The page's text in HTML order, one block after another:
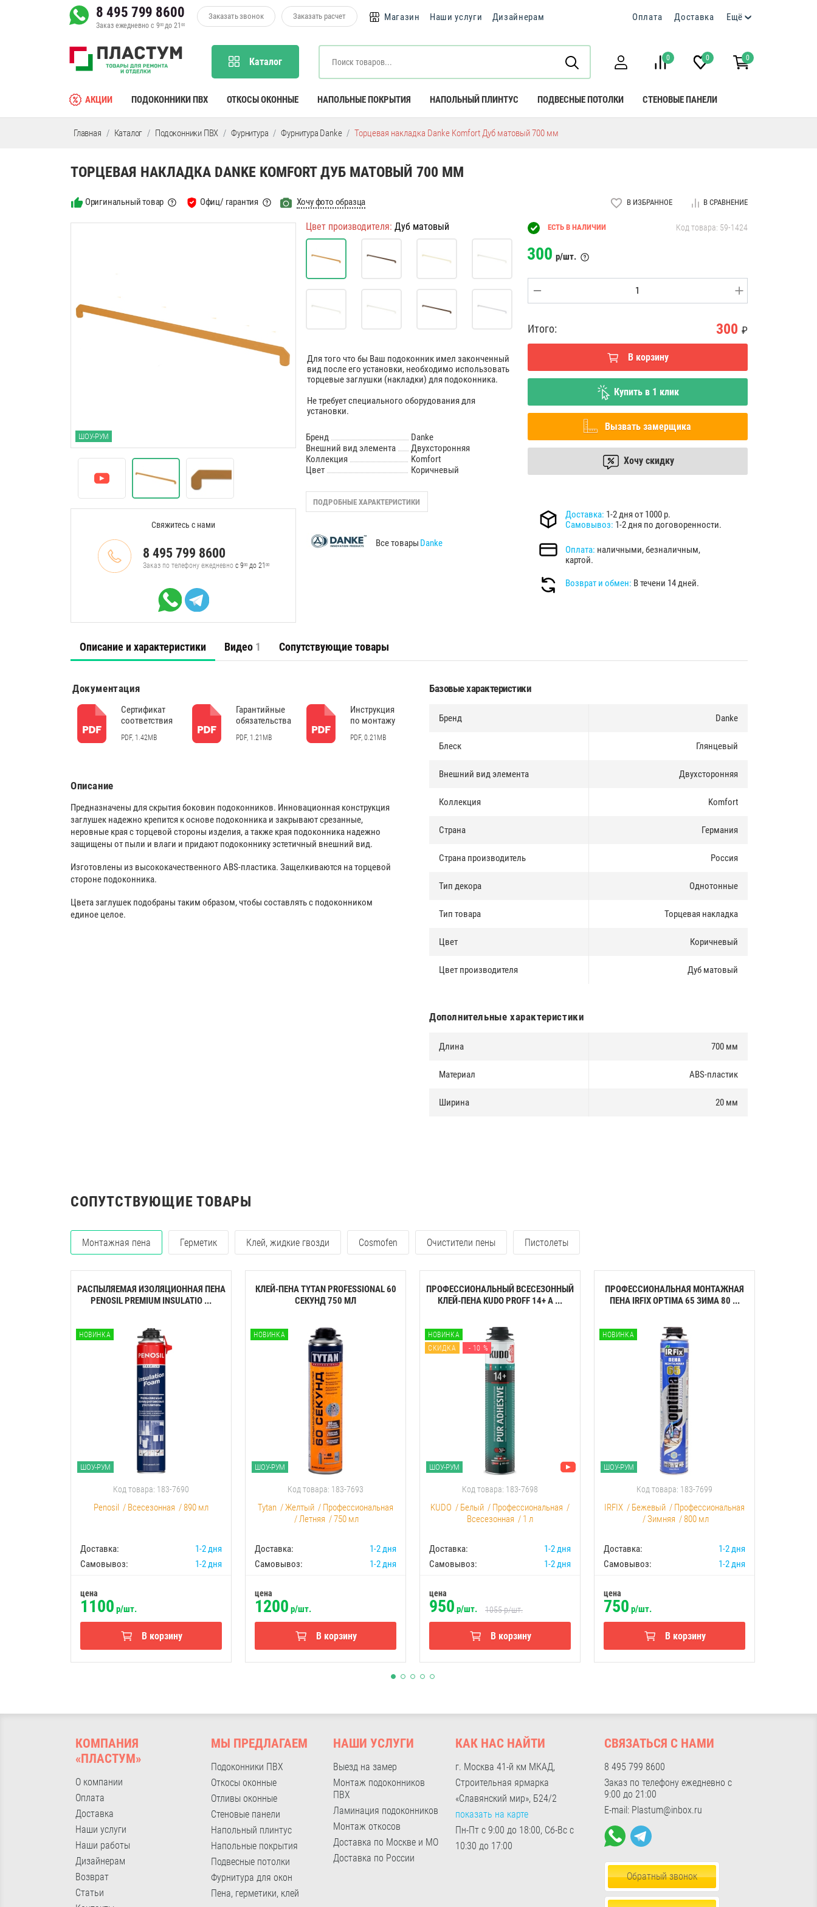
8 495 799 8600
Заказ ежедневно с 900до 2100
Заказать звонок Заказать расчет Магазин Наши услуги Дизайнерам Оплата Доставка Ещё
Каталог 0 0 0
АКЦИИ ПОДОКОННИКИ ПВХ ОТКОСЫ ОКОННЫЕ НАПОЛЬНЫЕ ПОКРЫТИЯ НАПОЛЬНЫЙ ПЛИНТУС ПОДВЕСНЫЕ ПОТОЛКИ СТЕНОВЫЕ ПАНЕЛИ
Главная Каталог Подоконники ПВХ Фурнитура Фурнитура Danke Торцевая накладка Danke Komfort Дуб матовый 700 мм
ТОРЦЕВАЯ НАКЛАДКА DANKE KOMFORT ДУБ МАТОВЫЙ 700 ММ
Оригинальный товар Офиц/ гарантия Хочу фото образца В ИЗБРАННОЕ В СРАВНЕНИЕ
ШОУ-РУМ
Свяжитесь с нами
8 495 799 8600
Заказ по телефону ежедневно с 900до 21 00
Цвет производителя:Дуб матовый
Для того что бы Ваш подоконник имел законченный
вид после его установки, необходимо использовать
торцевые заглушки (накладки) для подоконника.
Не требует специального оборудования для
установки.
Бренд
Danke
Внешний вид элемента
Двухсторонняя
Коллекция
Komfort
Цвет
Коричневый
ПОДРОБНЫЕ ХАРАКТЕРИСТИКИ
Все товары Danke
ЕСТЬ В НАЛИЧИИ Код товара: 59-1424
300 р/шт.
Итого: 300 ₽
Купить в 1 клик
В корзину
Вызвать замерщика
Хочу скидку
Доставка: 1-2 дня от 1000 р.
Самовывоз: 1-2 дня по договоренности.
Оплата: наличными, безналичным,
картой.
Возврат и обмен: В течени 14 дней.
Описание и характеристики Видео 1 Сопутствующие товары
Документация
Сертификат
соответствия
PDF, 1.42MB
Гарантийные
обязательства
PDF, 1.21MB
Инструкция
по монтажу
PDF, 0.21MB
Описание
Предназначены для скрытия боковин подоконников. Инновационная конструкция
заглушек надежно крепится к основе подоконника и закрывают срезанные,
неровные края с торцевой стороны изделия, а также края подоконника надежно
защищены от пыли и влаги и придают подоконнику эстетичный внешний вид.
Изготовлены из высококачественного ABS-пластика. Защелкиваются на торцевой
стороне подоконника.
Цвета заглушек подобраны таким образом, чтобы составлять с подоконником
единое целое.
Базовые характеристики
Бренд Danke
Блеск Глянцевый
Внешний вид элемента Двухсторонняя
Коллекция Komfort
Страна Германия
Страна производитель Россия
Тип декора Однотонные
Тип товара Торцевая накладка
Цвет Коричневый
Цвет производителя Дуб матовый
Дополнительные характеристики
Длина 700 мм
Материал ABS-пластик
Ширина 20 мм
СОПУТСТВУЮЩИЕ ТОВАРЫ
Монтажная пена Герметик Клей, жидкие гвозди Cosmofen Очистители пены Пистолеты
РАСПЫЛЯЕМАЯ ИЗОЛЯЦИОННАЯ ПЕНА
PENOSIL PREMIUM INSULATIO ...
НОВИНКА
ШОУ-РУМ
Код товара: 183-7690
Penosil / Всесезонная /890 мл
Доставка:
1-2 дня
Самовывоз:
1-2 дня
цена
1100 р/шт.
В корзину
КЛЕЙ-ПЕНА TYTAN PROFESSIONAL 60
CЕКУНД 750 МЛ
НОВИНКА
ШОУ-РУМ
Код товара: 183-7693
Tytan /Желтый / Профессиональная
/ Летняя /750 мл
Доставка:
1-2 дня
Самовывоз:
1-2 дня
цена
1200 р/шт.
В корзину
ПРОФЕССИОНАЛЬНЫЙ ВСЕСЕЗОННЫЙ
КЛЕЙ-ПЕНА KUDO PROFF 14+ A ...
НОВИНКА
СКИДКА
- 10 %
ШОУ-РУМ
Код товара: 183-7698
KUDO / Белый / Профессиональная /
Всесезонная / 1 л
Доставка:
1-2 дня
Самовывоз:
1-2 дня
цена
950 р/шт. 1055р/шт.
В корзину
ПРОФЕССИОНАЛЬНАЯ МОНТАЖНАЯ
ПЕНА IRFIX OPTIMA 65 ЗИМА 80 ...
НОВИНКА
ШОУ-РУМ
Код товара: 183-7699
IRFIX / Бежевый / Профессиональная
/Зимняя /800 мл
Доставка:
1-2 дня
Самовывоз:
1-2 дня
цена
750 р/шт.
В корзину
КОМПАНИЯ
«ПЛАСТУМ»
О компании
Оплата
Доставка
Наши услуги
Наши работы
Дизайнерам
Возврат
Статьи
МЫ ПРЕДЛАГАЕМ
Подоконники ПВХ
Откосы оконные
Отливы оконные
Стеновые панели
Напольный плинтус
Напольные покрытия
Подвесные потолки
Фурнитура для окон
Пена, герметики, клей
НАШИ УСЛУГИ
Выезд на замер
Монтаж подоконников
ПВХ
Ламинация подоконников
Монтаж откосов
Доставка по Москве и МО
Доставка по России
КАК НАС НАЙТИ
г. Москва 41-й км МКАД,
Строительная ярмарка
«Славянский мир», Б24/2
показать на карте
Пн-Пт с 9:00 до 18:00, Сб-Вс с
10:30 до 17:00
СВЯЗАТЬСЯ С НАМИ
8 495 799 8600
Заказ по телефону ежедневно с
9:00 до 21:00
E-mail: Plastum@inbox.ru
Обратный звонок